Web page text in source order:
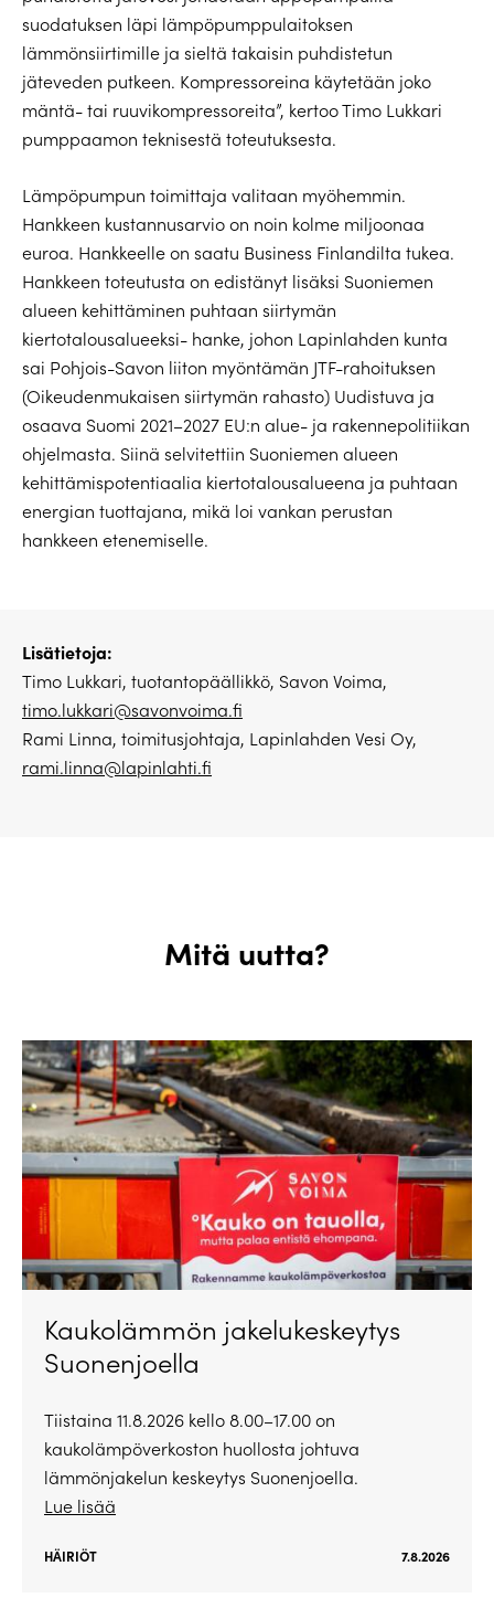
suodatuksen läpi lämpöpumppulaitoksen
lämmönsiirtimille ja sieltä takaisin puhdistetun
jäteveden putkeen. Kompressoreina käytetään joko
mäntä- tai ruuvikompressoreita”, kertoo Timo Lukkari
pumppaamon teknisestä toteutuksesta.
Lämpöpumpun toimittaja valitaan myöhemmin.
Hankkeen kustannusarvio on noin kolme miljoonaa
euroa. Hankkeelle on saatu Business Finlandilta tukea.
Hankkeen toteutusta on edistänyt lisäksi Suoniemen
alueen kehittäminen puhtaan siirtymän
kiertotalousalueeksi- hanke, johon Lapinlahden kunta
sai Pohjois-Savon liiton myöntämän JTF-rahoituksen
(Oikeudenmukaisen siirtymän rahasto) Uudistuva ja
osaava Suomi 2021–2027 EU:n alue- ja rakennepolitiikan
ohjelmasta. Siinä selvitettiin Suoniemen alueen
kehittämispotentiaalia kiertotalousalueena ja puhtaan
energian tuottajana, mikä loi vankan perustan
hankkeen etenemiselle.
Lisätietoja:
Timo Lukkari, tuotantopäällikkö, Savon Voima,
timo.lukkari@savonvoima.fi
Rami Linna, toimitusjohtaja, Lapinlahden Vesi Oy,
rami.linna@lapinlahti.fi
Mitä uutta?
Kaukolämmön jakelukeskeytys
Suonenjoella
Tiistaina 11.8.2026 kello 8.00–17.00 on
kaukolämpöverkoston huollosta johtuva
lämmönjakelun keskeytys Suonenjoella.
Lue lisää
HÄIRIÖT 7.8.2026